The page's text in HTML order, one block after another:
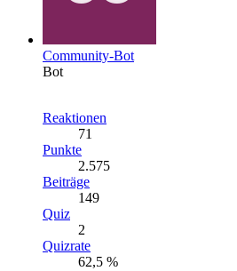
Community-Bot
Bot
Reaktionen
71
Punkte
2.575
Beiträge
149
Quiz
2
Quizrate
62,5 %